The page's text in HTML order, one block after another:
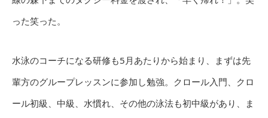
った笑った。
水泳のコーチになる研修も5月あたりから始まり、まずは先
輩方のグループレッスンに参加し勉強。クロール入門、クロ
ール初級、中級、水慣れ、その他の泳法も初中級があり、ま